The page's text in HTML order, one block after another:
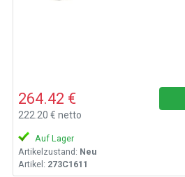
264.42 €
222.20 € netto
Auf Lager
Artikelzustand: Neu
Artikel: 273C1611